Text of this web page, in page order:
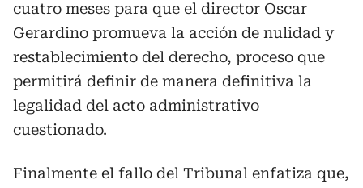
cuatro meses para que el director Oscar
Gerardino promueva la acción de nulidad y
restablecimiento del derecho, proceso que
permitirá definir de manera definitiva la
legalidad del acto administrativo
cuestionado.
Finalmente el fallo del Tribunal enfatiza que,